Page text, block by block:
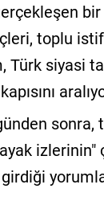
toplu
Türk siyasi
sonra,